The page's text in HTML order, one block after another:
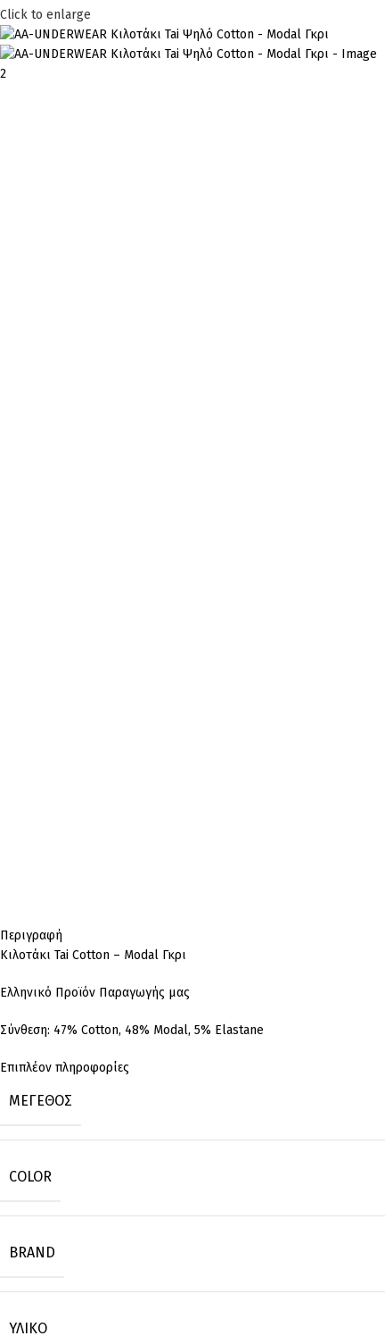
Click to enlarge
Περιγραφή
Κιλοτάκι Tai Cotton – Modal Γκρι
Ελληνικό Προϊόν Παραγωγής μας
Σύνθεση: 47% Cotton, 48% Modal, 5% Elastane
Επιπλέον πληροφορίες
ΜΈΓΕΘΟΣ
COLOR
BRAND
ΥΛΙΚΌ